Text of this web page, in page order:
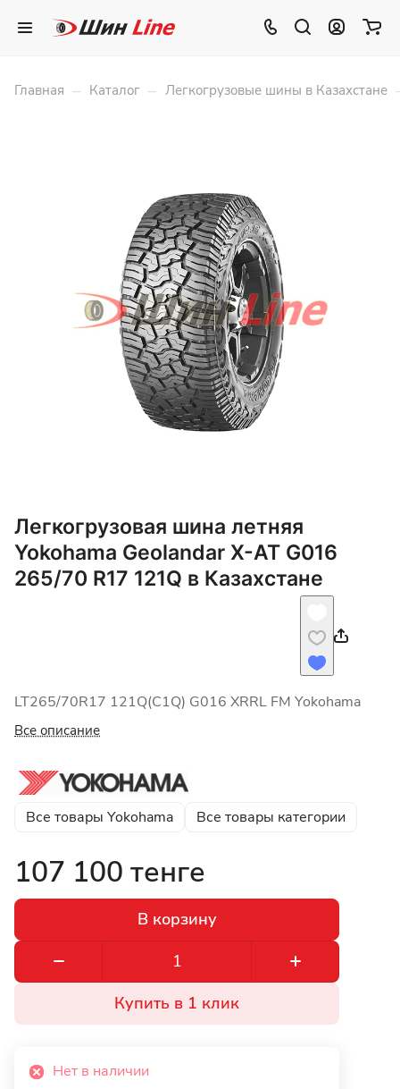
Главная – Каталог – Легкогрузовые шины в Казахстане
Легкогрузовая шина летняя
Yokohama Geolandar X-AT G016
265/70 R17 121Q в Казахстане
LT265/70R17 121Q(C1Q) G016 XRRL FM Yokohama
Все описание
Все товары Yokohama Все товары категории
107 100 тенге
В корзину
Купить в 1 клик
Нет в наличии